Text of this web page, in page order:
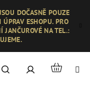
DOČASNĚ POUZE
ESHOPU. PRO
JANČUROVÉ NA TEL.:
Hledat PřihlášeníNákupní